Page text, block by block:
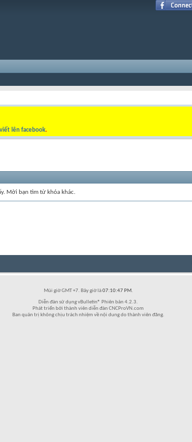
lên facebook.
Mời bạn tìm từ khóa khác.
Múi giờ GMT +7. Bây giờ là07:10:47 PM.
Diễn đàn sử dụng vBulletin® Phiên bản 4.2.3.
Phát triển bởi thành viên diễn đàn CNCProVN.com
Ban quản trị không chịu trách nhiệm về nội dung do thành viên đăng.